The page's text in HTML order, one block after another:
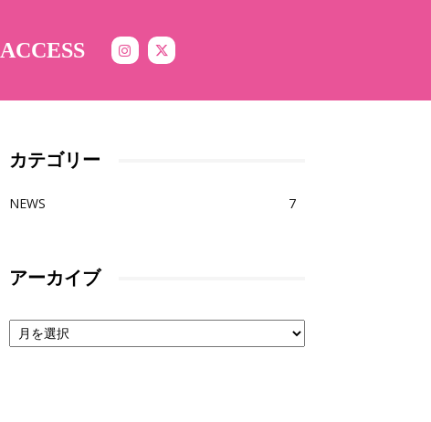
ACCESS
カテゴリー
NEWS 7
アーカイブ
ア
ー